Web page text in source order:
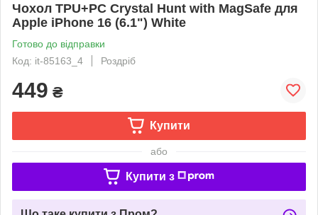
Чохол TPU+PC Crystal Hunt with MagSafe для
Apple iPhone 16 (6.1") White
Готово до відправки
Код: it-85163_4
Роздріб
449 ₴
Купити
або
Купити з